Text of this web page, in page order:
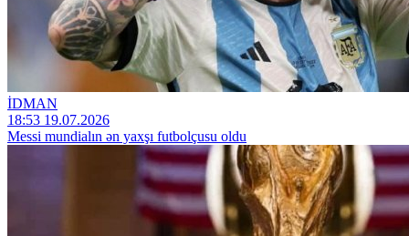
İDMAN
18:53 19.07.2026
Messi mundialın ən yaxşı futbolçusu oldu